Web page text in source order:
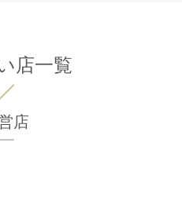
店一覧
店